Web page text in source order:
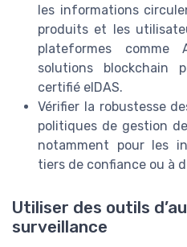
les informations
produits et les
plateformes comme
solutions blockchain
certifié eIDAS.
Vérifier la robustesse
politiques de gestion
notamment pour les
tiers de confiance ou à
Utiliser des outils
surveillance